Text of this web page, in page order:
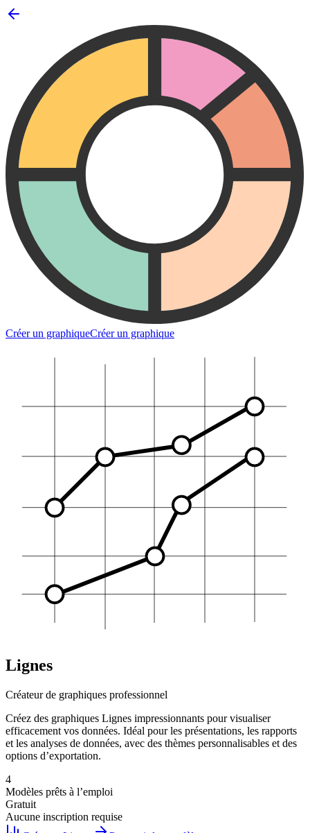
Créer un graphiqueCréer un graphique
Lignes
Créateur de graphiques professionnel
Créez des graphiques Lignes impressionnants pour visualiser
efficacement vos données. Idéal pour les présentations, les rapports
et les analyses de données, avec des thèmes personnalisables et des
options d’exportation.
4
Modèles prêts à l’emploi
Gratuit
Aucune inscription requise